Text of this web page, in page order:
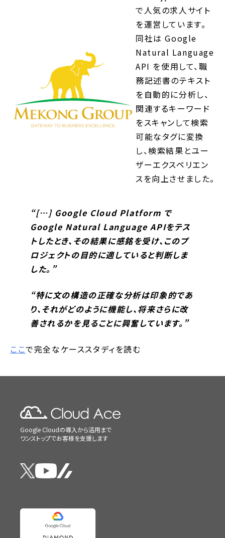
で人気の求人サイト
を運営しています。
同社は Google
Natural Language
API を使用して、職
務記述書のテキスト
を自動的に分析し、
関連するキーワード
をスキャンして検索
可能なタグに変換
し、検索結果とユー
ザーエクスペリエン
スを向上させました。
“[…] Google Cloud Platform で
Google Natural Language APIをテス
トしたとき、その結果に感銘を受け、このプ
ロジェクトの目的に適していると判断しま
した。”
“特に文の構造の正確な分析は印象的であ
り、それがどのように機能し、将来さらに改
善されるかを見ることに興奮しています。”
ここで完全なケーススタディを読む
Google Cloudの導入から活用まで
ワンストップでお客様を支援します